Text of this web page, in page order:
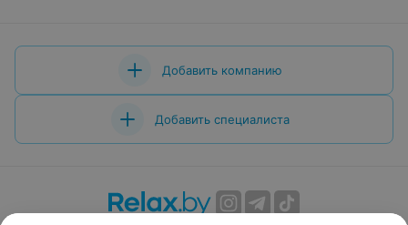
Добавить компанию
Добавить специалиста